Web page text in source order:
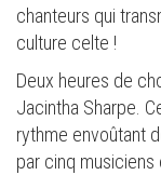
chanteurs qui
culture celte !
Deux heures de
Jacintha Sharpe.
rythme envoûtant
par cinq